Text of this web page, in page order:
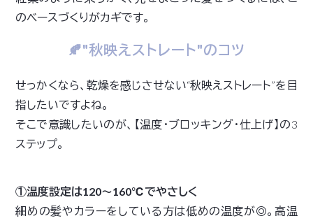
のベースづくりがカギです。
🍂"秋映えストレート"のコツ
せっかくなら、乾燥を感じさせない“秋映えストレート”を目
指したいですよね。
そこで意識したいのが、【温度・ブロッキング・仕上げ】の3
ステップ。
①温度設定は120〜160℃でやさしく
細めの髪やカラーをしている方は低めの温度が◎。高温